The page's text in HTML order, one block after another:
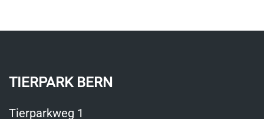
Fenster
TIERPARK BERN
Tierparkweg 1